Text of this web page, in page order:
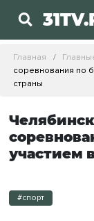
Главная
соревнования по
страны
участием
#спорт